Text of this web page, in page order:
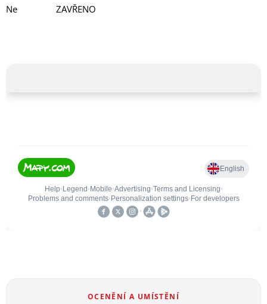
Ne
ZAVŘENO
OCENĚNÍ A UMÍSTĚNÍ